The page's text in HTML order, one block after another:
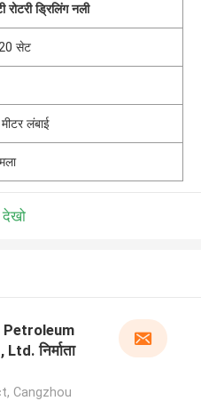
रोटरी ड्रिलिंग नली
20 सेट
लंबाई
Petroleum
निर्माता
Cangzhou